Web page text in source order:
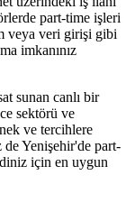
part-time işleri
veya veri girişi gibi
imkanınız
sunan canlı bir
sektörü ve
ve tercihlere
Yenişehir'de part-
için en uygun